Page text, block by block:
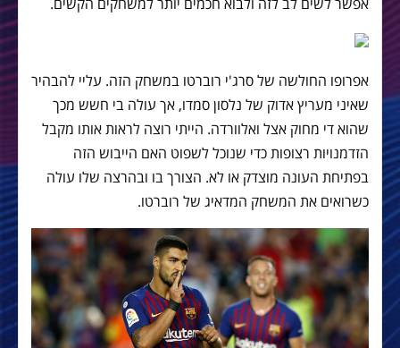
אפשר לשים לב לזה ולבוא חכמים יותר למשחקים הקשים.
אפרופו החולשה של סרג'י רוברטו במשחק הזה. עליי להבהיר
שאיני מעריץ אדוק של נלסון סמדו, אך עולה בי חשש מכך
שהוא די מחוק אצל ואלוורדה. הייתי רוצה לראות אותו מקבל
הזדמנויות רצופות כדי שנוכל לשפוט האם הייבוש הזה
בפתיחת העונה מוצדק או לא. הצורך בו ובהרצה שלו עולה
כשרואים את המשחק המדאיג של רוברטו.